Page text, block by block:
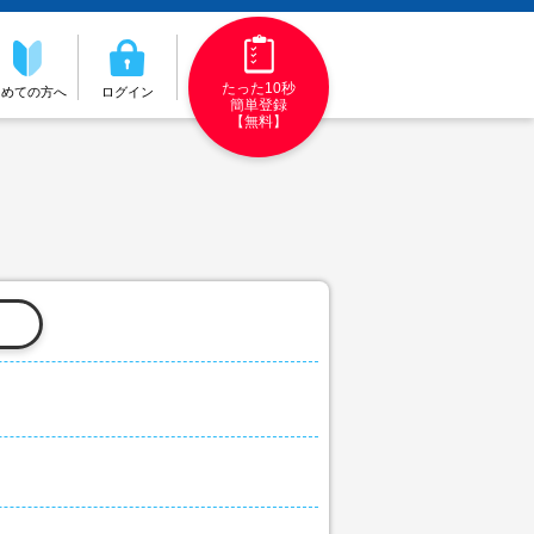
ての方へ ログイン
たった10秒
簡単登録
【無料】